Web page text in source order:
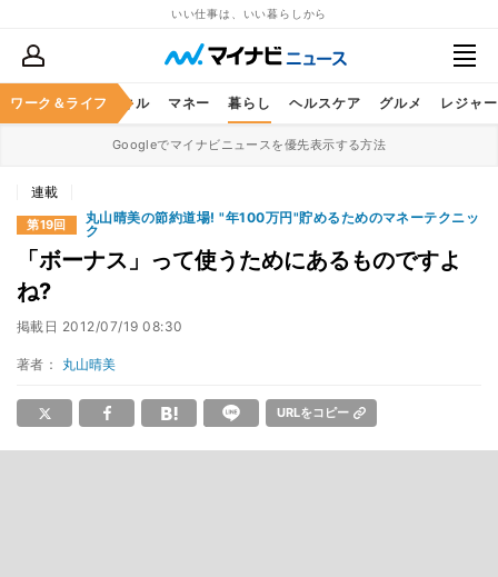
いい仕事は、いい暮らしから
ワーク＆ライフ
ア ビジネススキル マネー 暮らし ヘルスケア グルメ レジャー
Googleでマイナビニュースを優先表示する方法
連載
第19回
丸山晴美の節約道場! "年100万円"貯めるためのマネーテクニッ
ク
「ボーナス」って使うためにあるものですよ
ね?
掲載日 2012/07/19 08:30
著者： 丸山晴美
URLをコピー